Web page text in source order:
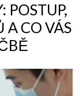
POSTUP,
A CO VÁS